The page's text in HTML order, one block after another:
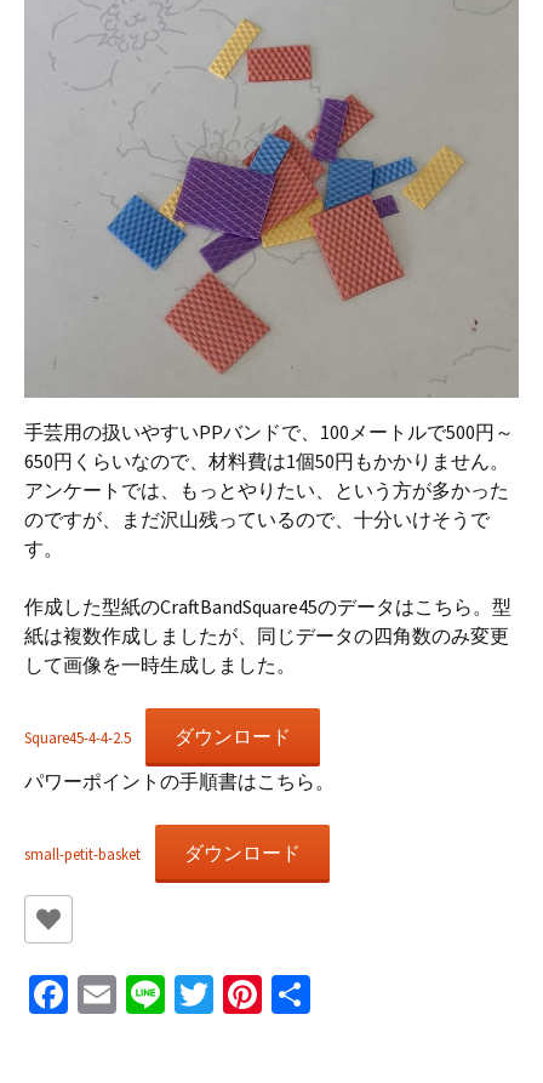
手芸用の扱いやすいPPバンドで、100メートルで500円～
650円くらいなので、材料費は1個50円もかかりません。
アンケートでは、もっとやりたい、という方が多かった
のですが、まだ沢山残っているので、十分いけそうで
す。
作成した型紙のCraftBandSquare45のデータはこちら。型
紙は複数作成しましたが、同じデータの四角数のみ変更
して画像を一時生成しました。
Square45-4-4-2.5
ダウンロード
パワーポイントの手順書はこちら。
small-petit-basket ダウンロード
Fa E
Li T
Pi